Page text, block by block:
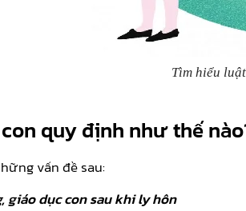
Tìm hiểu
quy định như thế
vấn đề sau:
dục con sau khi ly hôn